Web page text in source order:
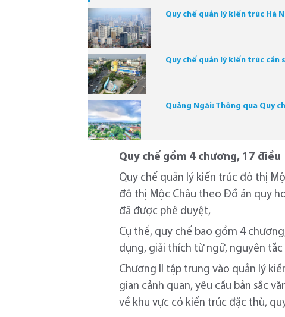
Quy chế quản lý kiến trúc Hà
Quy chế quản lý kiến trúc
Quảng Ngãi: Thông qua Quy
Quy chế gồm 4 chương, 17 điều
Quy chế quản lý kiến trúc đô thị
đô thị Mộc Châu theo Đồ án quy
đã được phê duyệt,
Cụ thể, quy chế bao gồm 4
dụng, giải thích từ ngữ, nguyên
Chương II tập trung vào quản lý
gian cảnh quan, yêu cầu bản sắc
về khu vực có kiến trúc đặc thù,